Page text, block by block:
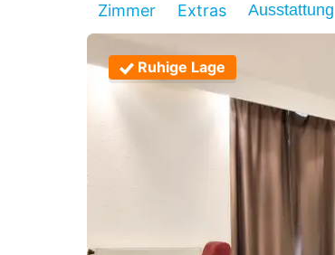
Zimmer Extras Ausstattung
Ruhige Lage